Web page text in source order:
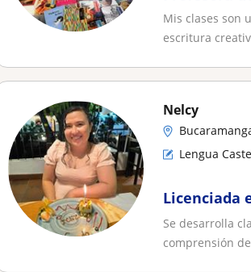
Mis clases son
escritura
Nelcy
Lengua
Licenciada
Se desarrolla
comprensión